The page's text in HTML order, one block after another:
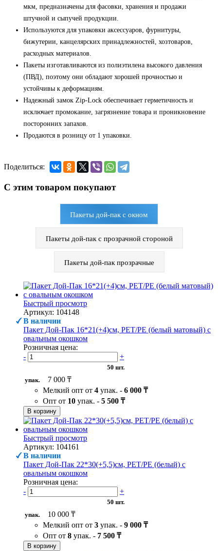
мкм, предназначены для фасовки, хранения и продажи
штучной и сыпучей продукции.
Используются для упаковки аксессуаров, фурнитуры,
бижутерии, канцелярских принадлежностей, хозтоваров,
расходных материалов.
Пакеты изготавливаются из полиэтилена высокого давления
(ПВД), поэтому они обладают хорошей прочностью и
устойчивы к деформациям.
Надежный замок Zip-Lock обеспечивает герметичность и
исключает промокание, загрязнение товара и проникновение
посторонних запахов.
Продаются в розницу от 1 упаковки.
Поделиться:
С этим товаром покупают
Пакеты дой-пак с окном
Пакеты дой-пак с прозрачной стороной
Пакеты дой-пак прозрачные
Быстрый просмотр
Артикул: 104148
В наличии
Пакет Дой-Пак 16*21(+4)см, PET/PE (белый матовый) с
овальным окошком
Розничная цена:
-
+
50 шт.
упак.
7 000 ₸
Мелкий опт от 4 упак. - 6 000 ₸
Опт от 10 упак. - 5 500 ₸
В корзину
Быстрый просмотр
Артикул: 104161
В наличии
Пакет Дой-Пак 22*30(+5,5)см, PET/PE (белый) с
овальным окошком
Розничная цена:
-
+
50 шт.
упак.
10 000 ₸
Мелкий опт от 3 упак. - 9 000 ₸
Опт от 8 упак. - 7 500 ₸
В корзину